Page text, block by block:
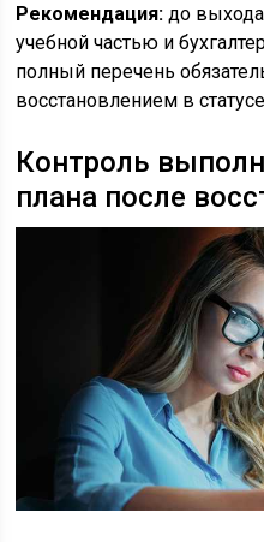
Рекомендация: до выхода
учебной частью и
полный перечень
восстановлением в
Контроль
плана после